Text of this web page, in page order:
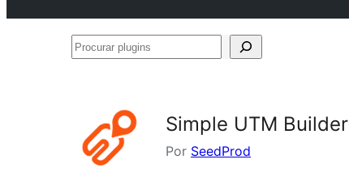
Procurar
Simple UTM Builder
Por SeedProd